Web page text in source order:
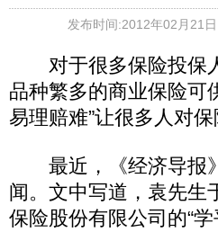
发布时间:2012年02月21
对于很多保险投保人
品种繁多的商业保险可
易理赔难”让很多人对保
最近，《经济导报》
闻。文中写道，袁先生
保险股份有限公司的“